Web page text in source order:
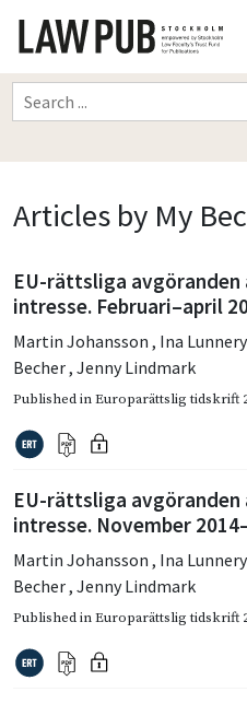
Articles by My
EU-rättsliga
intresse. Februari–april
Martin Johansson , Ina
Becher, Jenny Lindmark
Published inEuroparättslig tidskrift
EU-rättsliga
intresse. November
Martin Johansson , Ina
Becher, Jenny Lindmark
Published inEuroparättslig tidskrift